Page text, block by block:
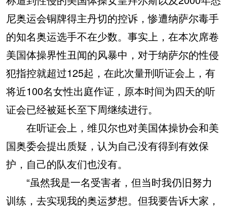
尼奥运会铜牌得主丹切的控诉，惨遭纳萨尔毒手
的知名奥运选手不在少数。事实上，在本次席卷
美国体操界性丑闻的风暴中，对于纳萨尔的性侵
犯指控就超过125起，在此次量刑听证会上，有
将近100名女性出庭作证，原本时间为四天的听
证会已经被延长至下周继续进行。
在听证会上，维贝尔也对美国体操协会和美
国奥委会提出质疑，认为自己没有得到有效保
护，自己的队友们也没有。
“虽然我是一名受害者，但当时我仍旧努力
训练，去实现我的奥运梦想。但我要告诉大家，